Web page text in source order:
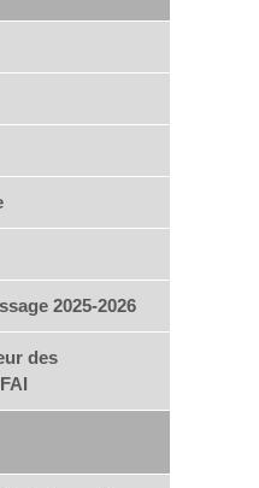
2025-2026
des